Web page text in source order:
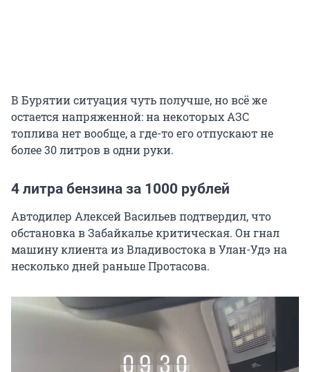
В Бурятии ситуация чуть получше, но всё же
остается напряженной: на некоторых АЗС
топлива нет вообще, а где-то его отпускают не
более 30 литров в одни руки.
4 литра бензина за 1000 рублей
Автодилер Алексей Васильев подтвердил, что
обстановка в Забайкалье критическая. Он гнал
машину клиента из Владивостока в Улан-Удэ на
несколько дней раньше Протасова.